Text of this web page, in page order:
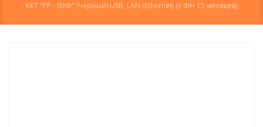
ККТ "РР - 03Ф" (черный) USB, LAN (Ethernet) (с ФН 15 месяцев)